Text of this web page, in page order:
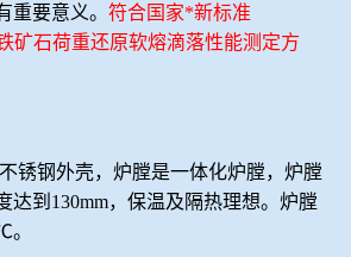
重要意义。 符合国家*新标准
矿石荷重还原软熔滴落性能测定方
锈钢外壳，炉膛是一体化炉膛，炉膛
达到130mm，保温及隔热理想。炉膛
。